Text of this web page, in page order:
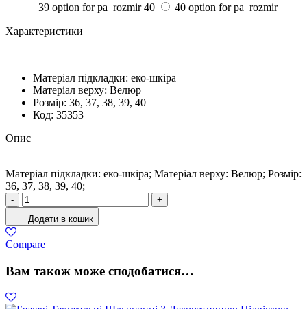
39 option for pa_rozmir 40 40 option for pa_rozmir
Характеристики
Матеріал підкладки: еко-шкіра
Матеріал верху: Велюр
Розмiр: 36, 37, 38, 39, 40
Код: 35353
Опис
Матеріал підкладки: еко-шкіра; Матеріал верху: Велюр; Розмiр:
36, 37, 38, 39, 40;
Туфлі
Жіночі
Велюр
Марсала
кількість
-
+
Додати в кошик
Compare
Вам також може сподобатися…